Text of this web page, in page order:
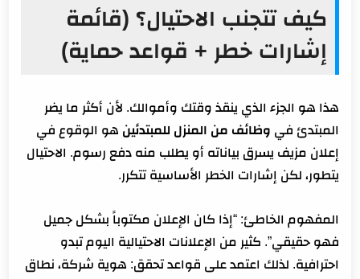
كيف تتجنب الاحتيال؟ (قائمة
إشارات خطر + قواعد حماية)
هذا هو الجزء الذي ينقذ وقتك وأموالك. لأن أكثر ما يضر
المبتدئ في وظائف من المنزل للمبتدئين هو الوقوع في
إعلان مزيف يسرق بياناته أو يطلب منه دفع رسوم. الاحتيال
يتطور، لكن إشارات الخطر الأساسية تتكرر.
المفهوم الخاطئ: “إذا كان الإعلان مكتوباً بشكل جميل
فهو حقيقي”. كثير من الإعلانات الاحتيالية اليوم تبدو
احترافية. لذلك اعتمد على قواعد تحقق: هوية شركة، نطاق